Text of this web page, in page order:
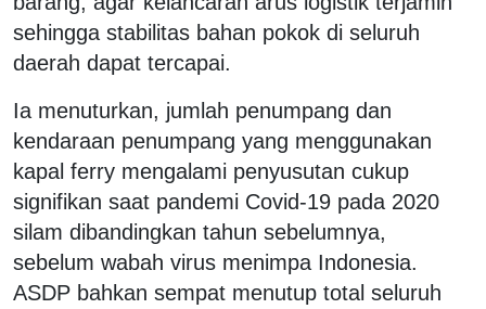
sehingga stabilitas bahan pokok di seluruh
daerah dapat tercapai.
Ia menuturkan, jumlah penumpang dan
kendaraan penumpang yang menggunakan
kapal ferry mengalami penyusutan cukup
signifikan saat pandemi Covid-19 pada 2020
silam dibandingkan tahun sebelumnya,
sebelum wabah virus menimpa Indonesia.
ASDP bahkan sempat menutup total seluruh